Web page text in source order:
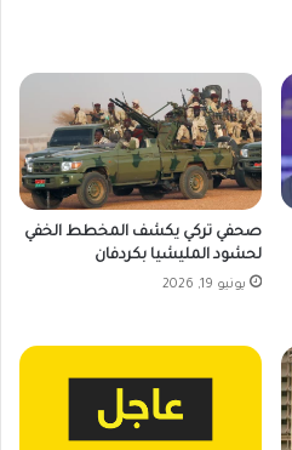
صحفي تركي يكشف المخطط الخفي
لحشود المليشيا بكردفان
يونيو 19, 2026